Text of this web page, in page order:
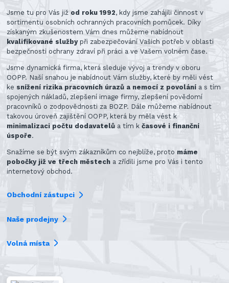
Jsme tu pro Vás již od roku 1992, kdy jsme zahájili činnost v
sortimentu osobních ochranných pracovních pomůcek. Díky
získaným zkušenostem Vám dnes můžeme nabídnout
kvalifikované službypři zabezpečování Vašich potřeb v oblasti
bezpečnosti ochrany zdraví při práci a ve Vašem volném čase.
Jsme dynamická firma, která sleduje vývoj a trendy v oboru
OOPP. Naší snahou je nabídnout Vám služby, které by měli vést
ke snížení rizika pracovních úrazů a nemocí z povolání a s tím
spojených nákladů, zlepšení image firmy, zlepšení povědomí
pracovníků o zodpovědnosti za BOZP. Dále můžeme nabídnout
takovou úroveň zajištění OOPP, která by měla vést k
minimalizaci počtu dodavatelů a tím kčasové i finanční
úspoře.
Snažíme se být svým zákazníkům co nejblíže, proto máme
pobočky již ve třech městech a zřídili jsme pro Vás i tento
internetový obchod.
Obchodní zástupci
Naše prodejny
Volná místa